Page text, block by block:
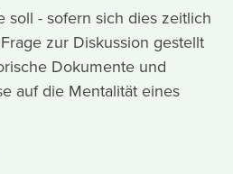
soll - sofern sich dies zeitlich
zur Diskussion gestellt
Dokumente und
auf die Mentalität eines